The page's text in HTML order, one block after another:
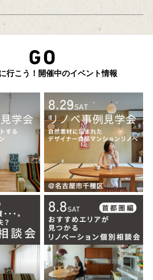
行こう！開催中のイベント情報